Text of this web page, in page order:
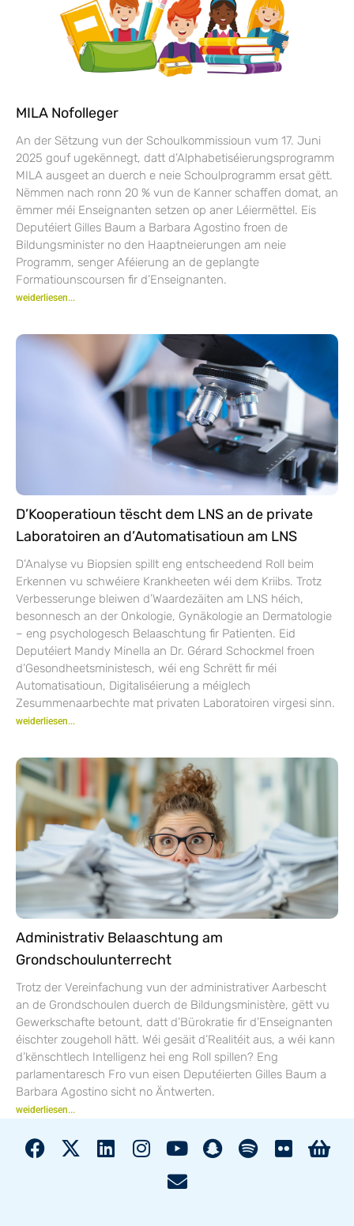
MILA Nofolleger
An der Sëtzung vun der Schoulkommissioun vum 17. Juni
2025 gouf ugekënnegt, datt d’Alphabetiséierungsprogramm
MILA ausgeet an duerch e neie Schoulprogramm ersat gëtt.
Nëmmen nach ronn 20 % vun de Kanner schaffen domat, an
ëmmer méi Enseignanten setzen op aner Léiermëttel. Eis
Deputéiert Gilles Baum a Barbara Agostino froen de
Bildungsminister no den Haaptneierungen am neie
Programm, senger Aféierung an de geplangte
Formatiounscoursen fir d’Enseignanten.
weiderliesen...
D’Kooperatioun tëscht dem LNS an de private
Laboratoiren an d’Automatisatioun am LNS
D’Analyse vu Biopsien spillt eng entscheedend Roll beim
Erkennen vu schwéiere Krankheeten wéi dem Kriibs. Trotz
Verbesserunge bleiwen d’Waardezäiten am LNS héich,
besonnesch an der Onkologie, Gynäkologie an Dermatologie
– eng psychologesch Belaaschtung fir Patienten. Eid
Deputéiert Mandy Minella an Dr. Gérard Schockmel froen
d’Gesondheetsministesch, wéi eng Schrëtt fir méi
Automatisatioun, Digitaliséierung a méiglech
Zesummenaarbechte mat privaten Laboratoiren virgesi sinn.
weiderliesen...
Administrativ Belaaschtung am
Grondschoulunterrecht
Trotz der Vereinfachung vun der administrativer Aarbescht
an de Grondschoulen duerch de Bildungsministère, gëtt vu
Gewerkschafte betount, datt d’Bürokratie fir d’Enseignanten
éischter zougeholl hätt. Wéi gesäit d’Realitéit aus, a wéi kann
d’kënschtlech Intelligenz hei eng Roll spillen? Eng
parlamentaresch Fro vun eisen Deputéierten Gilles Baum a
Barbara Agostino sicht no Äntwerten.
weiderliesen...